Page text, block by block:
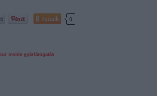
Tetszik 0
inside gyárlátogatás